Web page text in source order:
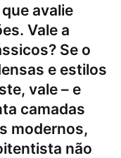
avalie
Vale a
Se o
e estilos
vale – e
camadas
modernos,
não